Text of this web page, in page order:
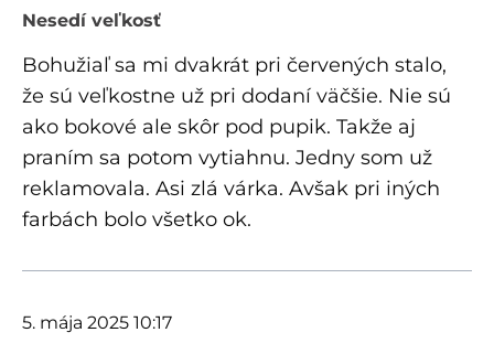
Recenzia s hodnotením 1 z 5 hviezdičiek
Nesedí veľkosť
Bohužiaľ sa mi dvakrát pri červených stalo,
že sú veľkostne už pri dodaní väčšie. Nie sú
ako bokové ale skôr pod pupik. Takže aj
praním sa potom vytiahnu. Jedny som už
reklamovala. Asi zlá várka. Avšak pri iných
farbách bolo všetko ok.
5. mája 2025 10:17